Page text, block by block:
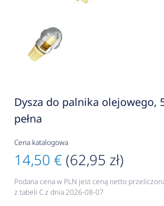
Dysza do palnika olejowego,
pełna
Cena katalogowa
14,50 € (62,95 zł)
Podana cena w PLN jest ceną netto
z tabeli C z dnia 2026-08-07